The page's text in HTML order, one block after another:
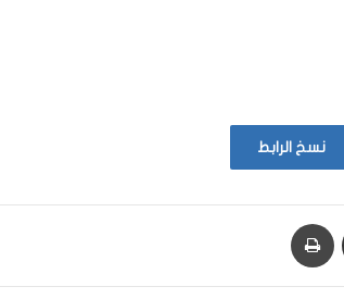
نسخ الرابط